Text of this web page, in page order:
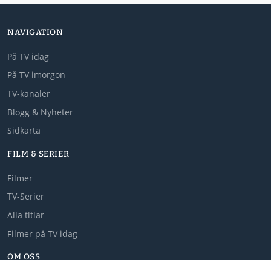
NAVIGATION
På TV idag
På TV imorgon
TV-kanaler
Blogg & Nyheter
Sidkarta
FILM & SERIER
Filmer
TV-Serier
Alla titlar
Filmer på TV idag
OM OSS